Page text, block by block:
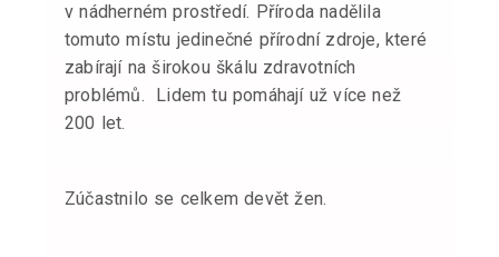
v nádherném prostředí. Příroda nadělila
tomuto místu jedinečné přírodní zdroje, které
zabírají na širokou škálu zdravotních
problémů. Lidem tu pomáhají už více než
200 let.
Zúčastnilo se celkem devět žen.